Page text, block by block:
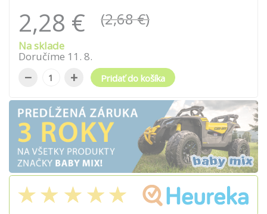
2,28 € (2,68 €)
Na sklade
Doručíme 11 . 8.
− + Pridať do košíka